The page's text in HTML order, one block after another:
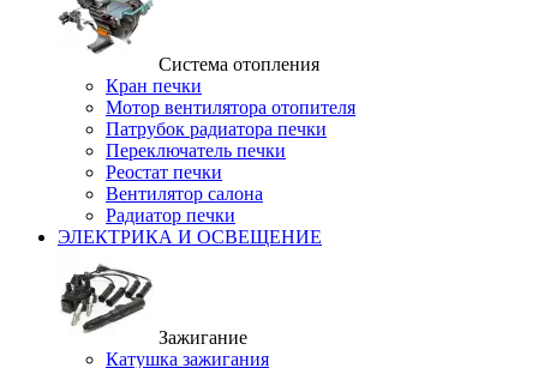
Система отопления
Кран печки
Мотор вентилятора отопителя
Патрубок радиатора печки
Переключатель печки
Реостат печки
Вентилятор салона
Радиатор печки
ЭЛЕКТРИКА И ОСВЕЩЕНИЕ
Зажигание
Катушка зажигания